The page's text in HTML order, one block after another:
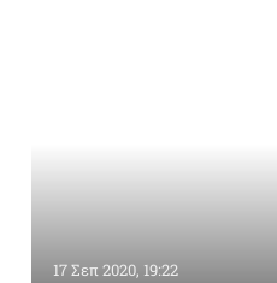
17 Σεπ 2020, 19:22